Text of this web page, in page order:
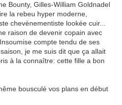
Bounty, Gilles-William Goldnadel
la rebeu hyper moderne,
chevènementiste lookée cuir...
raison de devenir copain avec
compte tendu de ses
je me suis dit que ça allait
à la connaître: cette fille a bon
bousculé vos plans en début